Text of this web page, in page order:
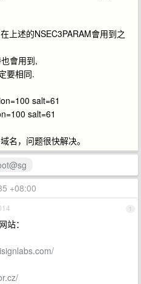
上述的NSEC3PARAM會用到之
會用到,
要相同.
salt=61
salt=61
名，问题很快解决。
+08:00
1
站：